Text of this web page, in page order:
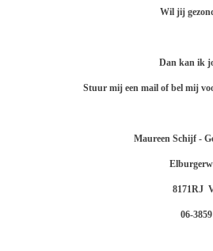
Wil jij
Dan kan ik
Stuur mij een mail of bel mij
Maureen Schijf -
8171RJ
06-